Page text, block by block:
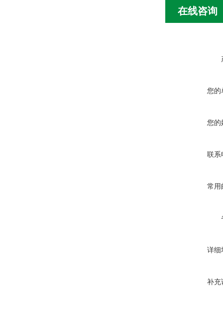
在线咨询
您的
您的
联系
常用
详细
补充